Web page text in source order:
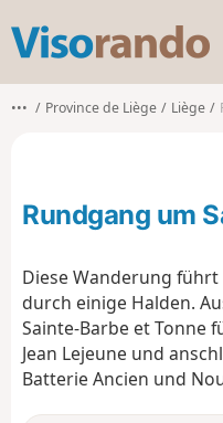
s
o
o
••• Province de Liège Liège
Rundgang um
Diese Wanderung
durch einige Halden.
Sainte-Barbe et Tonne
Jean Lejeune und
Batterie Ancien und